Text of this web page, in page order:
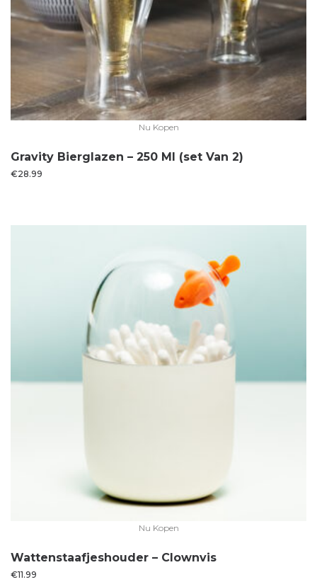
Nu Kopen
Gravity Bierglazen – 250 Ml (set Van 2)
€28.99
Nu Kopen
Wattenstaafjeshouder – Clownvis
€11.99